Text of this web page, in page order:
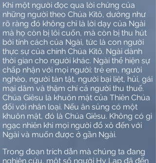
Khi một người đọc qua lời chứng của
những người theo Chúa Kitô, dường như
rõ ràng đó không chỉ là lời dạy của Ngài
mà họ còn bị lôi cuốn, mà còn bị thu hút
bởi tính cách của Ngài, tức là con người
thực sự của chính Chúa Kitô. Ngài dành
thời gian cho người khác. Ngài thể hiện sự
chấp nhận với mọi người: trẻ em, người
nghèo, người tàn tật, người bại liệt, hủi, gái
mại dâm và thậm chí cả người thu thuế.
Chúa Giêsu là khuôn mặt của Thiên Chúa
đối với nhân loại. Nếu ân sủng có một
khuôn mặt, đó là Chúa Giêsu. Không có gì
ngạc nhiên khi mọi người đổ xô đến với
Ngài và muốn được ở gần Ngài.
Trong đoạn trích dẫn mà chúng ta đang
nghiên cứu, một số người Hy Lạp đã đến